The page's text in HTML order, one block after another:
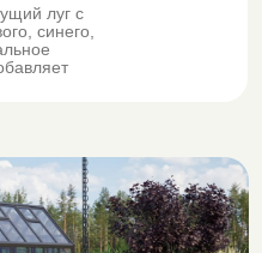
луг с
синего,